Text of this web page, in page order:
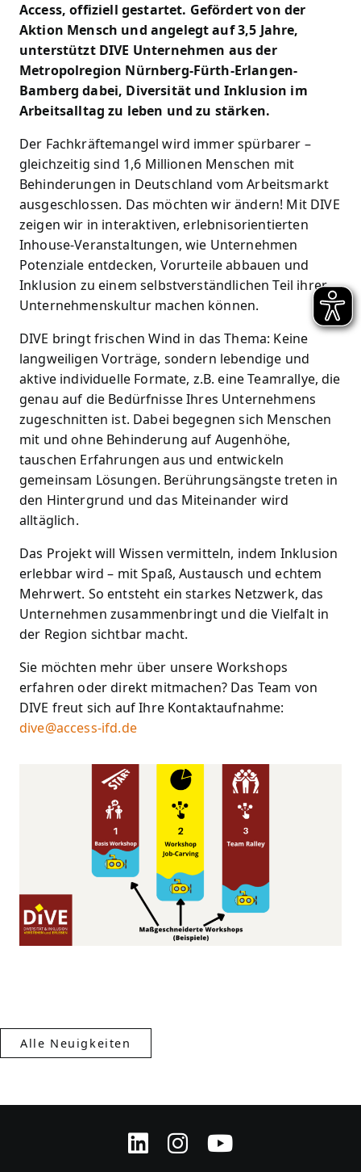
Access, offiziell gestartet. Gefördert von der
Aktion Mensch und angelegt auf 3,5 Jahre,
unterstützt DIVE Unternehmen aus der
Metropolregion Nürnberg-Fürth-Erlangen-
Bamberg dabei, Diversität und Inklusion im
Arbeitsalltag zu leben und zu stärken.
Der Fachkräftemangel wird immer spürbarer –
gleichzeitig sind 1,6 Millionen Menschen mit
Behinderungen in Deutschland vom Arbeitsmarkt
ausgeschlossen. Das möchten wir ändern! Mit DIVE
zeigen wir in interaktiven, erlebnisorientierten
Inhouse-Veranstaltungen, wie Unternehmen
Potenziale entdecken, Vorurteile abbauen und
Inklusion zu einem selbstverständlichen Teil ihrer
Unternehmenskultur machen können.
DIVE bringt frischen Wind in das Thema: Keine
langweiligen Vorträge, sondern lebendige und
aktive individuelle Formate, z.B. eine Teamrallye, die
genau auf die Bedürfnisse Ihres Unternehmens
zugeschnitten ist. Dabei begegnen sich Menschen
mit und ohne Behinderung auf Augenhöhe,
tauschen Erfahrungen aus und entwickeln
gemeinsam Lösungen. Berührungsängste treten in
den Hintergrund und das Miteinander wird
alltäglich.
Das Projekt will Wissen vermitteln, indem Inklusion
erlebbar wird – mit Spaß, Austausch und echtem
Mehrwert. So entsteht ein starkes Netzwerk, das
Unternehmen zusammenbringt und die Vielfalt in
der Region sichtbar macht.
Sie möchten mehr über unsere Workshops
erfahren oder direkt mitmachen? Das Team von
DIVE freut sich auf Ihre Kontaktaufnahme:
dive@access-ifd.de
Alle Neuigkeiten